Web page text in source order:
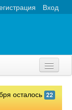
Вход
осталось 22